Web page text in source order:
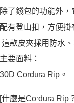
除了錢包的功能外
配有登山扣，方便掛
這款皮夾採用防水
主要面料：
30D Cordura Rip。
[什麼是Cordura Rip